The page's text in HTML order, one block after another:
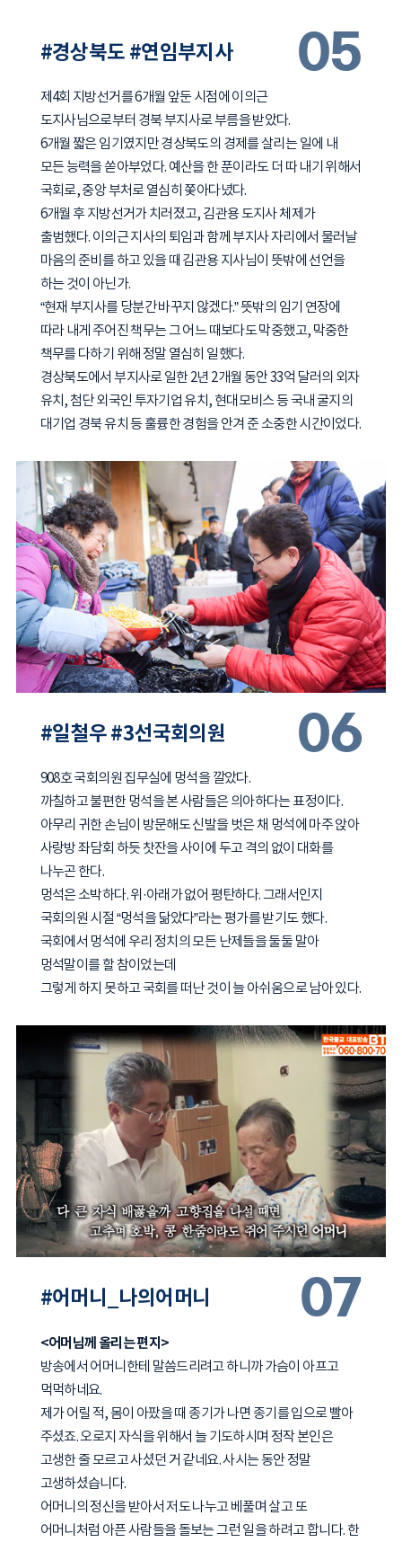
05
#경상북도 #연임부지사
제4회 지방선거를 6개월 앞둔 시점에 이의근
도지사님으로부터 경북 부지사로 부름을 받았다.
6개월 짧은 임기였지만 경상북도의 경제를 살리는 일에 내
모든 능력을 쏟아부었다. 예산을 한 푼이라도 더 따 내기 위해서
국회로, 중앙 부처로 열심히 쫓아다녔다.
6개월 후 지방선거가 치러졌고, 김관용 도지사 체제가
출범했다. 이의근 지사의 퇴임과 함께 부지사 자리에서 물러날
마음의 준비를 하고 있을 때 김관용 지사님이 뜻밖에 선언을
하는 것이 아닌가.
“현재 부지사를 당분간 바꾸지 않겠다.” 뜻밖의 임기 연장에
따라 내게 주어진 책무는 그 어느 때보다도 막중했고, 막중한
책무를 다하기 위해 정말 열심히 일했다.
경상북도에서 부지사로 일한 2년 2개월 동안 33억 달러의 외자
유치, 첨단 외국인 투자기업 유치, 현대모비스 등 국내 굴지의
대기업 경북 유치 등 훌륭한 경험을 안겨 준 소중한 시간이었다.
06
#일철우 #3선국회의원
908호 국회의원 집무실에 멍석을 깔았다.
까칠하고 불편한 멍석을 본 사람들은 의아하다는 표정이다.
아무리 귀한 손님이 방문해도 신발을 벗은 채 멍석에 마주 앉아
사랑방 좌담회 하듯 찻잔을 사이에 두고 격의 없이 대화를
나누곤 한다.
멍석은 소박하다. 위·아래가 없어 평탄하다. 그래서인지
국회의원 시절 “멍석을 닮았다”라는 평가를 받기도 했다.
국회에서 멍석에 우리 정치의 모든 난제들을 둘둘 말아
멍석말이를 할 참이었는데
그렇게 하지 못하고 국회를 떠난 것이 늘 아쉬움으로 남아 있다.
07
#어머니_나의어머니
<어머님께 올리는 편지>
방송에서 어머니한테 말씀드리려고 하니까 가슴이 아프고
먹먹하네요.
제가 어릴 적, 몸이 아팠을 때 종기가 나면 종기를 입으로 빨아
주셨죠. 오로지 자식을 위해서 늘 기도하시며 정작 본인은
고생한 줄 모르고 사셨던 거 같네요. 사시는 동안 정말
고생하셨습니다.
어머니의 정신을 받아서 저도 나누고 베풀며 살고 또
어머니처럼 아픈 사람들을 돌보는 그런 일을 하려고 합니다. 한